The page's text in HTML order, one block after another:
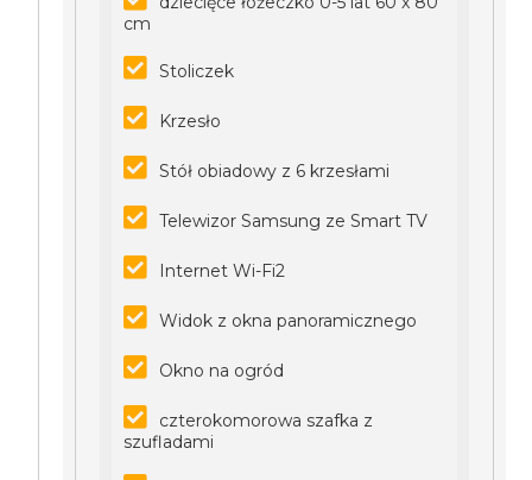
cm
Stoliczek
Krzesło
Stół obiadowy z 6 krzesłami
Telewizor Samsung ze Smart TV
Internet Wi-Fi2
Widok z okna panoramicznego
Okno na ogród
czterokomorowa szafka z
szufladami